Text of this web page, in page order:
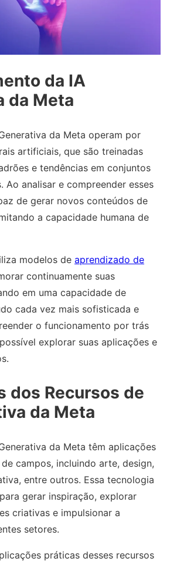
da IA
da Meta
da Meta operam por
artificiais, que são treinadas
e tendências em conjuntos
Ao analisar e compreender esses
de gerar novos conteúdos de
a capacidade humana de
modelos de aprendizado de
continuamente suas
em uma capacidade de
cada vez mais sofisticada e
o funcionamento por trás
explorar suas aplicações e
dos Recursos de
da Meta
da Meta têm aplicações
campos, incluindo arte, design,
entre outros. Essa tecnologia
gerar inspiração, explorar
criativas e impulsionar a
setores.
práticas desses recursos